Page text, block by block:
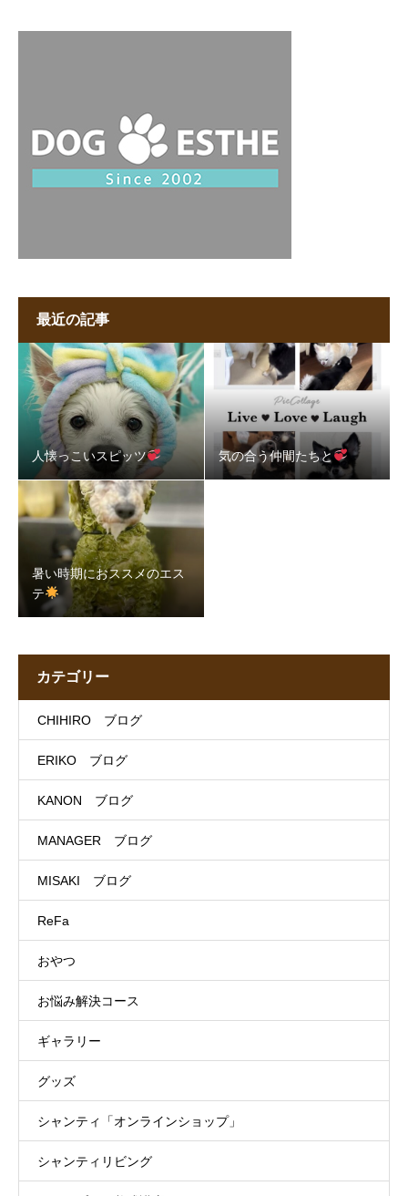
最近の記事
人懐っこいスピッツ 気の合う仲間たちと
暑い時期におススメのエス
テ
カテゴリー
CHIHIRO ブログ
ERIKO ブログ
KANON ブログ
MANAGER ブログ
MISAKI ブログ
ReFa
おやつ
お悩み解決コース
ギャラリー
グッズ
シャンティ「オンラインショップ」
シャンティリビング